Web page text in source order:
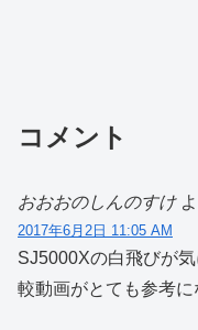
コメント
おおおのしんのすけ
2017年6月2日 11:05 AM
SJ5000Xの白飛びが
較動画がとても参考に